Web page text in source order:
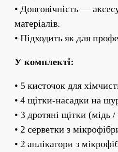
• Довговічність —
матеріалів.
• Підходить як для
У комплекті:
• 5 кисточок для
• 4 щітки-насадки на
• 3 дротяні щітки (мідь
• 2 серветки з
• 2 аплікатори з